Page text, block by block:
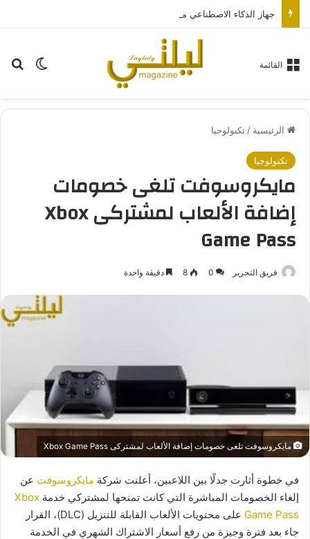
الوضع القائمة
الرئيسية /تكنولوجيا
تكنولوجيا
مايكروسوفت تلغى خصومات
إضافة الألعاب لمشتركى Xbox
Game Pass
فريق التحرير 0
8 دقيقة واحدة
مايكروسوفت تلغى خصومات إضافة الألعاب لمشتركى Xbox Game Pass
في خطوة أثارت جدلًا بين اللاعبين، أعلنت شركة مايكروسوفت عن
إلغاء الخصومات المباشرة التي كانت تمنحها لمشتركي خدمة Xbox
Game Pass
على محتويات الألعاب القابلة للتنزيل (DLC)، القرار
جاء بعد فترة وجيزة من رفع أسعار الاشتراك الشهري في الخدمة